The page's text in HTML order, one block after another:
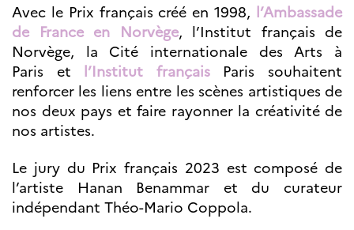
norvégienne
Partenaires
Formation des
enseignants
Séminaires et
formations
Ressources
UNIVERSITÉS
Étudiants,
doctorants et
post-
Avec le Prix français créé en 1998, l’Ambassade
de France en Norvège, l’Institut français de
Norvège, la Cité internationale des Arts à
Paris et l’Institut françaisParis souhaitent
renforcer les liens entre les scènes artistiques de
nos deux pays et faire rayonner la créativité de
nos artistes.
Le jury du Prix français 2023 est composé de
l’artiste Hanan Benammar et du curateur
indépendant Théo-Mario Coppola.